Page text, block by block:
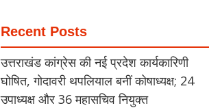
Recent Posts
उत्तराखंड कांग्रेस की नई प्रदेश कार्यकारिणी
घोषित, गोदावरी थपलियाल बनीं कोषाध्यक्ष; 24
उपाध्यक्ष और 36 महासचिव नियुक्त